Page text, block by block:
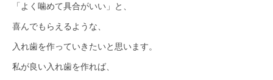
「よく噛めて具合がいい」と、
喜んでもらえるような、
入れ歯を作っていきたいと思います。
私が良い入れ歯を作れば、